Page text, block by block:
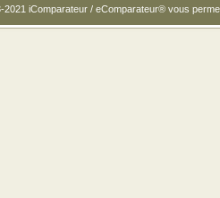
iComparateur / eComparateur® vous